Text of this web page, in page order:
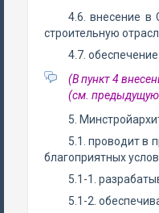
4.6. внесение в
строительную
4.7.
(В пункт 4
(см. предыдущую
5.
5.1. проводит в
благоприятных
5.1-1.
5.1-2.